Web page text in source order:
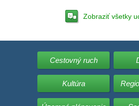
Zobraziť všetky
Cestovný ruch
Kultúra